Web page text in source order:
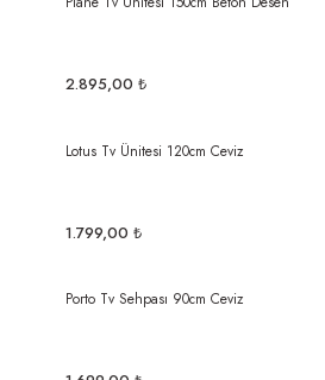
2.895,00 ₺
Lotus Tv Ünitesi 120cm Ceviz
1.799,00 ₺
Porto Tv Sehpası 90cm Ceviz